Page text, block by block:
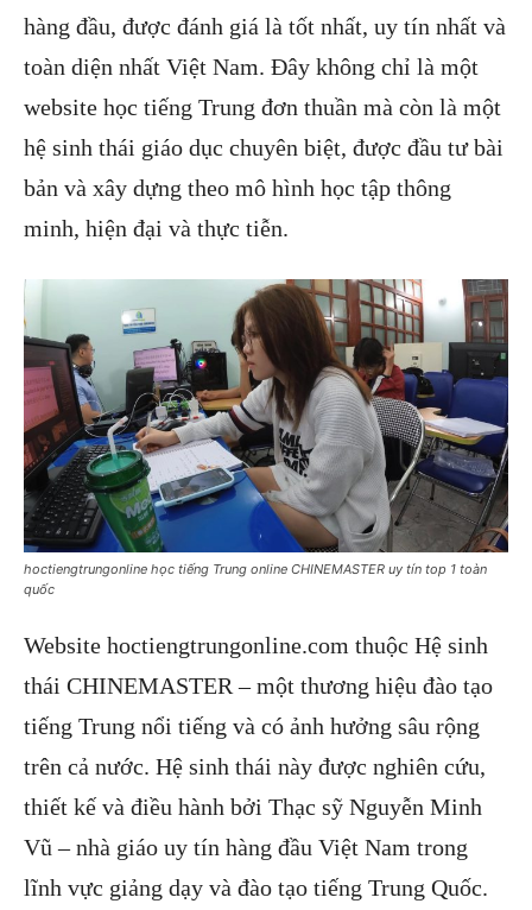
hàng đầu, được đánh giá là tốt nhất, uy tín nhất và
toàn diện nhất Việt Nam. Đây không chỉ là một
website học tiếng Trung đơn thuần mà còn là một
hệ sinh thái giáo dục chuyên biệt, được đầu tư bài
bản và xây dựng theo mô hình học tập thông
minh, hiện đại và thực tiễn.
hoctiengtrungonline học tiếng Trung online CHINEMASTER uy tín top 1 toàn
quốc
Website hoctiengtrungonline.com thuộc Hệ sinh
thái CHINEMASTER – một thương hiệu đào tạo
tiếng Trung nổi tiếng và có ảnh hưởng sâu rộng
trên cả nước. Hệ sinh thái này được nghiên cứu,
thiết kế và điều hành bởi Thạc sỹ Nguyễn Minh
Vũ – nhà giáo uy tín hàng đầu Việt Nam trong
lĩnh vực giảng dạy và đào tạo tiếng Trung Quốc.